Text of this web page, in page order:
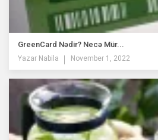
GreenCard Nədir? Necə Mür...
Yazar Nabila November 1, 2022